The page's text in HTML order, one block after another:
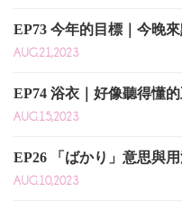
EP73 今年的目標｜今晚
AUG.21,2023
EP74 浴衣｜好像聽得懂
AUG.15,2023
EP26 「ばかり」意思與
AUG.10,2023